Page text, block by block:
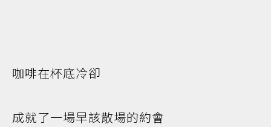
咖啡在杯底冷卻
成就了一場早該散場的約會